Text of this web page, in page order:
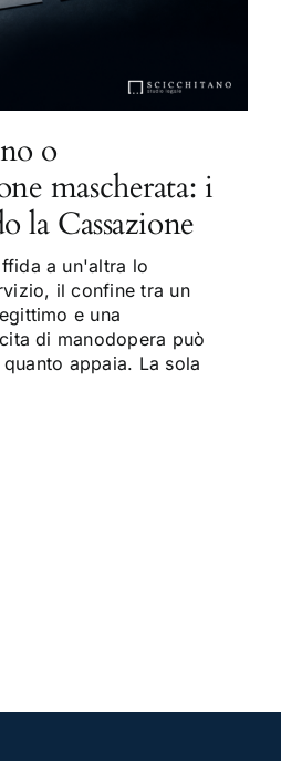
o
mascherata: i
la Cassazione
a un'altra lo
il confine tra un
e una
di manodopera può
appaia. La sola